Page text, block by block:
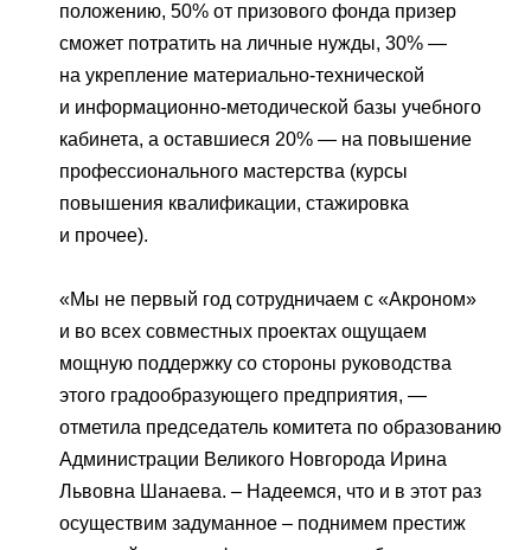
положению, 50% от призового фонда призер
сможет потратить на личные нужды, 30% —
на укрепление материально-технической
и информационно-методической базы учебного
кабинета, а оставшиеся 20% — на повышение
профессионального мастерства (курсы
повышения квалификации, стажировка
и прочее).
«Мы не первый год сотрудничаем с «Акроном»
и во всех совместных проектах ощущаем
мощную поддержку со стороны руководства
этого градообразующего предприятия, —
отметила председатель комитета по образованию
Администрации Великого Новгорода Ирина
Львовна Шанаева. ‒ Надеемся, что и в этот раз
осуществим задуманное ‒ поднимем престиж